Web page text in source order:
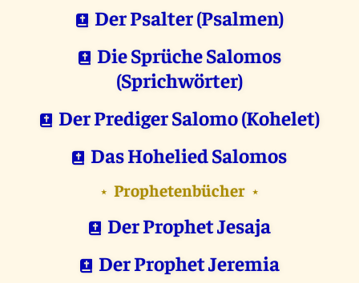
Der Psalter (Psalmen)
Die Sprüche Salomos
(Sprichwörter)
Der Prediger Salomo (Kohelet)
Das Hohelied Salomos
⋆ Prophetenbücher ⋆
Der Prophet Jesaja
Der Prophet Jeremia